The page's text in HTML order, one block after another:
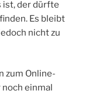
ist, der dürfte
Es bleibt
nicht zu
zum Online-
einmal